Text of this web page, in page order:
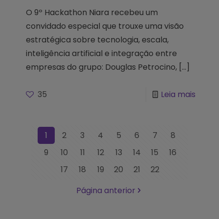
O 9º Hackathon Niara recebeu um
convidado especial que trouxe uma visão
estratégica sobre tecnologia, escala,
inteligência artificial e integração entre
empresas do grupo: Douglas Petrocino, […]
35 Leia mais
1 2 3 4 5 6 7
8
9
10 11 12 13 14 15
16
17
18 19 20 21
22
Página anterior